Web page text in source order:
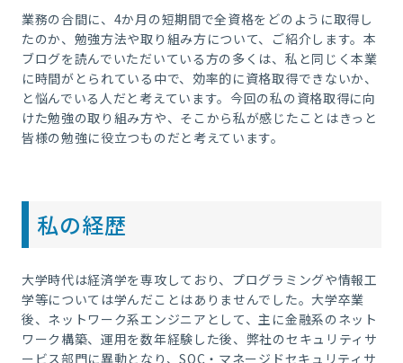
業務の合間に、4か月の短期間で全資格をどのように取得し
たのか、勉強方法や取り組み方について、ご紹介します。本
ブログを読んでいただいている方の多くは、私と同じく本業
に時間がとられている中で、効率的に資格取得できないか、
と悩んでいる人だと考えています。今回の私の資格取得に向
けた勉強の取り組み方や、そこから私が感じたことはきっと
皆様の勉強に役立つものだと考えています。
私の経歴
大学時代は経済学を専攻しており、プログラミングや情報工
学等については学んだことはありませんでした。大学卒業
後、ネットワーク系エンジニアとして、主に金融系のネット
ワーク構築、運用を数年経験した後、弊社のセキュリティサ
ービス部門に異動となり、SOC・マネージドセキュリティサ